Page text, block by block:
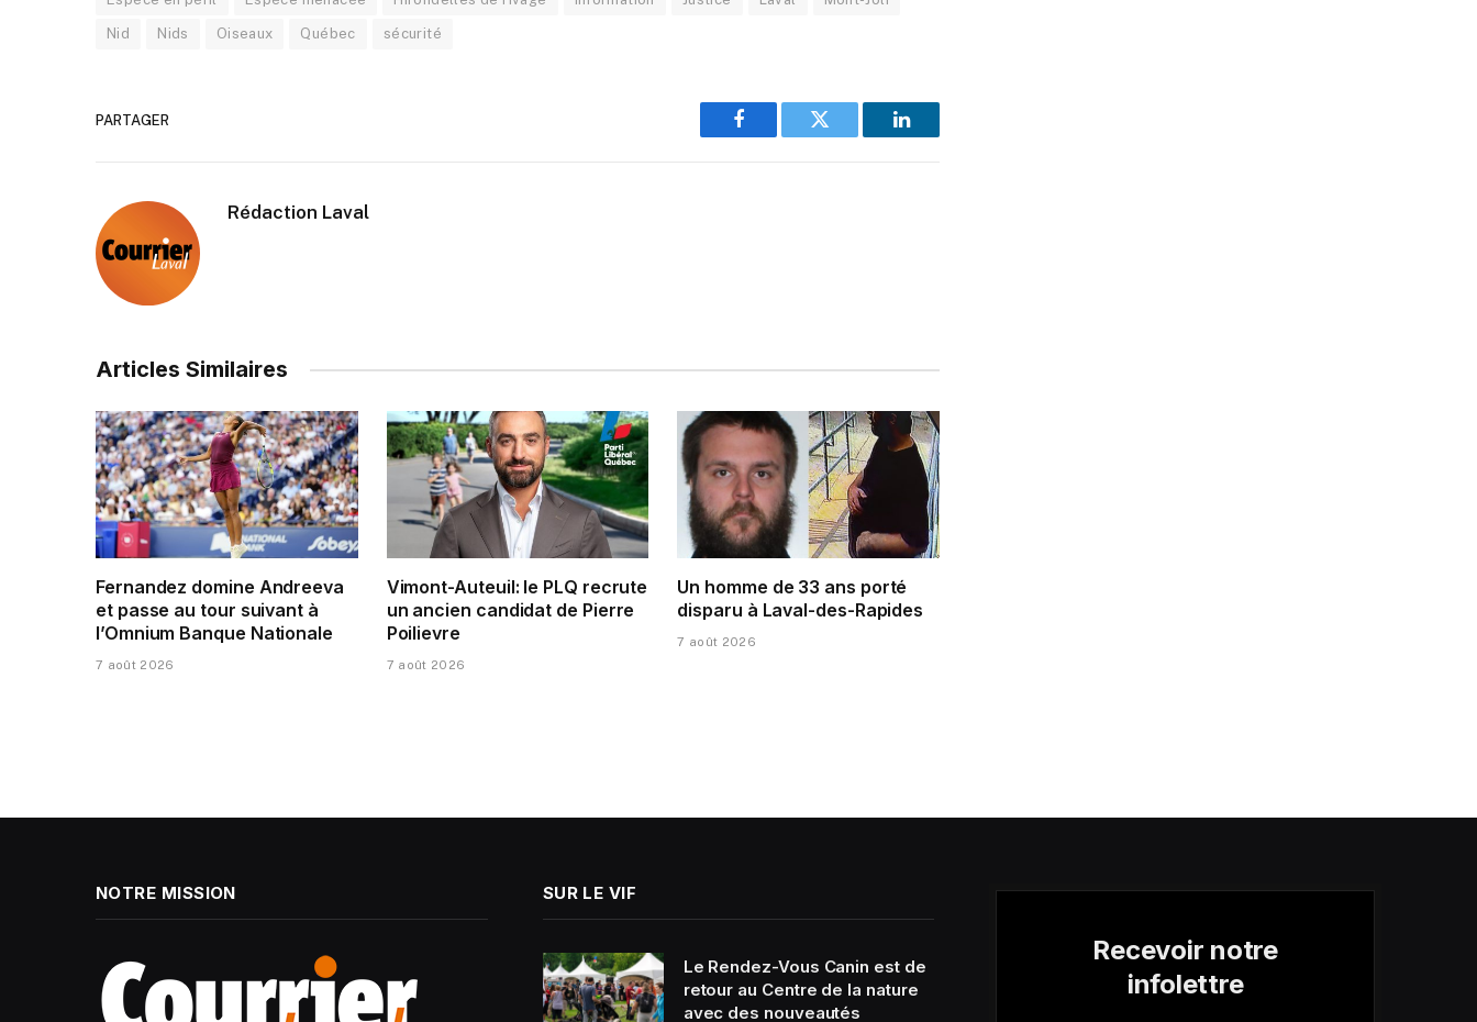
Nid Nids Oiseaux Québec sécurité
PARTAGER
Facebook Twitter LinkedIn
Rédaction Laval
Articles Similaires
Fernandez domine Andreeva
et passe au tour suivant à
l’Omnium Banque Nationale
7 août 2026
Vimont-Auteuil: le PLQ recrute
un ancien candidat de Pierre
Poilievre
7 août 2026
Un homme de 33 ans porté
disparu à Laval-des-Rapides
7 août 2026
NOTRE MISSION SUR LE VIF
Le Rendez-Vous Canin est de
retour au Centre de la nature
avec des nouveautés
Recevoir notre
infolettre